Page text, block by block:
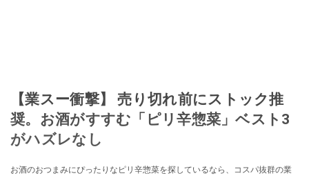
【業スー衝撃】 売り切れ前にストック推
奨。お酒がすすむ「ピリ辛惣菜」ベスト3
がハズレなし
お酒のおつまみにぴったりなピリ辛惣菜を探しているなら、コスパ抜群の業